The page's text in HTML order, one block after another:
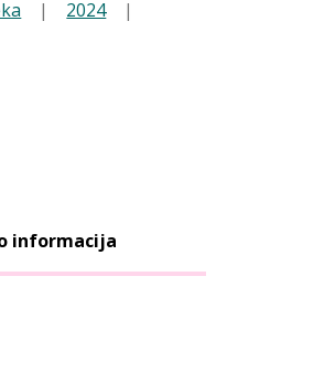
| 2024
|
informacija